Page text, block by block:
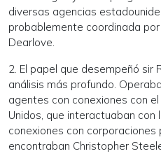
diversas agencias
probablemente coordinada
Dearlove.
2. El papel que desempeñó sir
análisis más profundo.
agentes con conexiones con
Unidos, que interactuaban
conexiones con corporaciones
encontraban Christopher